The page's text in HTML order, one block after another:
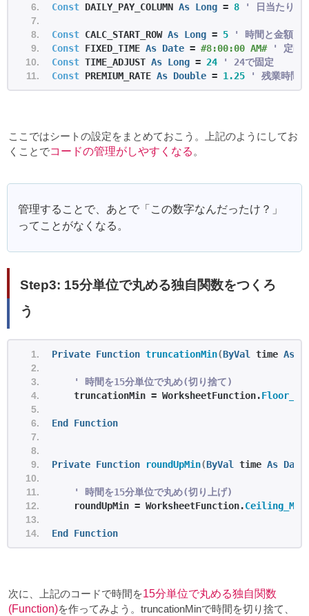
Const DAILY_PAY_COLUMN As Long = 8 ' 日当たり金
Const CALC_START_ROW As Long = 5
' 時間と金額を
Const FIXED_TIME As Date = #8:00:00 AM#
' 定時
Const TIME_ADJUST As Long = 24
' 24で固定
Const PREMIUM_RATE As Double = 1.25 ' 残業時間
ここではシートの設定をまとめておこう。上記のようにしてお
くことでコードの管理がしやすくなる 。
管理することで、あとで「この数字なんだったけ？」
ってことがなくなる。
Step3: 15分単位で丸める独自関数をつくろ
う
Private Function truncationMin(ByVal time As
' 時間を15分単位で丸め(切り捨て)
    truncationMin = WorksheetFunction.
End Function
Private Function roundUpMin(ByVal time As Date
' 時間を15分単位で丸め(切り上げ)
    roundUpMin = WorksheetFunction.
End Function
次に、上記のコードで時間を15分単位で丸める独自関数
(Function)を作ってみよう。truncationMinで時間を切り捨て、